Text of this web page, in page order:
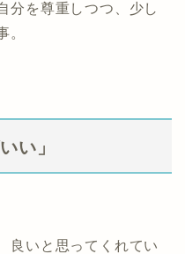
分を尊重しつつ、少し
。
い」
良いと思ってくれてい